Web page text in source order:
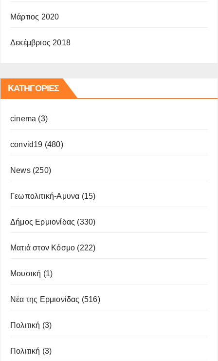
Μάρτιος 2020
Δεκέμβριος 2018
KΑΤΗΓΟΡΊΕΣ
cinema (3)
convid19 (480)
News(250)
Γεωπολιτική-Αμυνα (15)
Δήμος Ερμιονίδας (330)
Ματιά στον Κόσμο (222)
Μουσική (1)
Νέα της Ερμιονίδας (516)
Πολιτική (3)
Πολιτική (3)